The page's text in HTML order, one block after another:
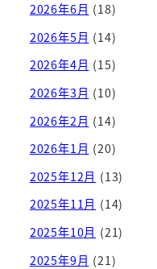
2026年6月 (18)
2026年5月 (14)
2026年4月 (15)
2026年3月 (10)
2026年2月 (14)
2026年1月 (20)
2025年12月 (13)
2025年11月 (14)
2025年10月 (21)
2025年9月 (21)